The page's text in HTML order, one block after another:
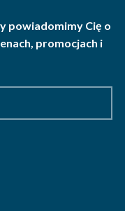
powiadomimy Cię o
promocjach i